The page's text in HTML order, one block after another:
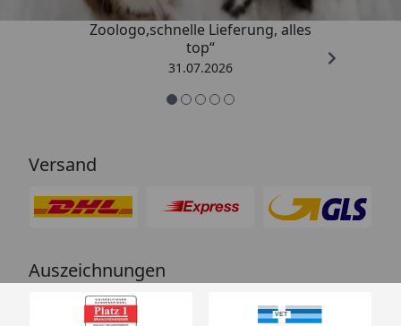
„Gute Erfahrung mit
Zoologo,schnelle Lieferung, alles
top“
31.07.2026
Versand
Auszeichnungen